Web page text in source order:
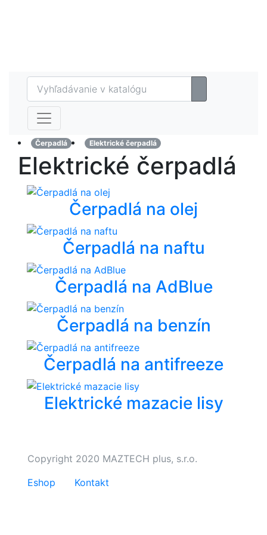
Čerpadlá Elektrické čerpadlá
Elektrické čerpadlá
Čerpadlá na olej
Čerpadlá na naftu
Čerpadlá na AdBlue
Čerpadlá na benzín
Čerpadlá na antifreeze
Elektrické mazacie lisy
Copyright 2020 MAZTECH plus, s.r.o.
Eshop
Kontakt